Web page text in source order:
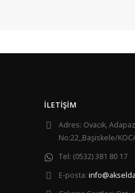
İLETIŞIM
Adres: Ovacık,
No:22,,Başiskele/
Tel: (0532) 381 80 17
E-posta: